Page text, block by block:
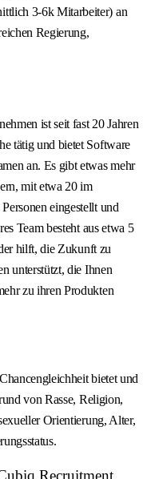
3-6k Mitarbeiter) an
Regierung,
ist seit fast 20 Jahren
tätig und bietet Software
an. Es gibt etwas mehr
mit etwa 20 im
eingestellt und
Team besteht aus etwa 5
hilft, die Zukunft zu
unterstützt, die Ihnen
zu ihren Produkten
bietet und
von Rasse, Religion,
Orientierung, Alter,
Recruitment